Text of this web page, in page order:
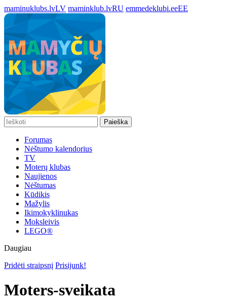
maminuklubs.lvLV maminklub.lvRU emmedeklubi.eeEE
Paieška
Forumas
Nėštumo kalendorius
TV
Moterų klubas
Naujienos
Nėštumas
Kūdikis
Mažylis
Ikimokyklinukas
Moksleivis
LEGO®
Daugiau
Pridėti straipsnį Prisijunk!
Moters-sveikata